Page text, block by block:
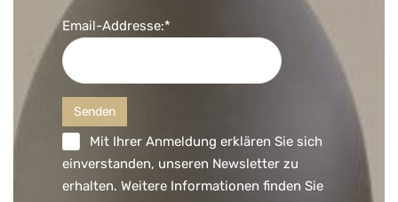
Email-Addresse:*
Mit Ihrer Anmeldung erklären Sie sich
einverstanden, unseren Newsletter zu
erhalten. Weitere Informationen finden Sie